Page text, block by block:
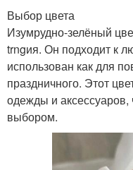
Выбор цвета
Изумрудно-зелёный
trngия. Он подходит к
использован как для
праздничного. Этот
одежды и аксессуаров,
выбором.